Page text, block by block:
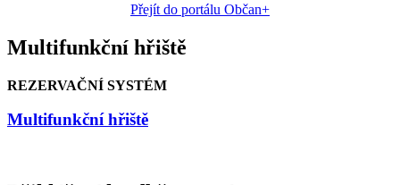
Přejít do portálu Občan+
Multifunkční hřiště
REZERVAČNÍ SYSTÉM
Multifunkční hřiště